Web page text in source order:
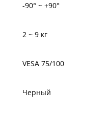
-90° ~ +90°
2 ~ 9 кг
VESA 75/100
Черный